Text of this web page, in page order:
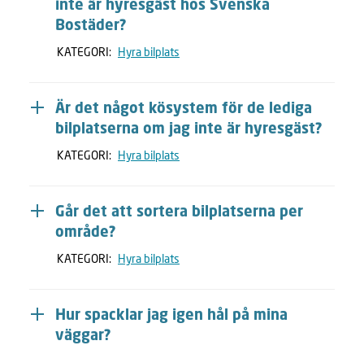
inte är hyresgäst hos Svenska
Bostäder?
KATEGORI: Hyra bilplats
Är det något kösystem för de lediga
bilplatserna om jag inte är hyresgäst?
KATEGORI: Hyra bilplats
Går det att sortera bilplatserna per
område?
KATEGORI: Hyra bilplats
Hur spacklar jag igen hål på mina
väggar?